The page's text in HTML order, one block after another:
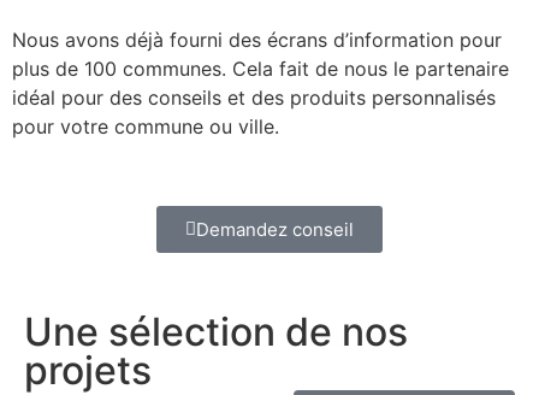
Nous avons déjà fourni des écrans d’information pour
plus de 100 communes. Cela fait de nous le partenaire
idéal pour des conseils et des produits personnalisés
pour votre commune ou ville.
Demandez conseil
Une sélection de nos
projets